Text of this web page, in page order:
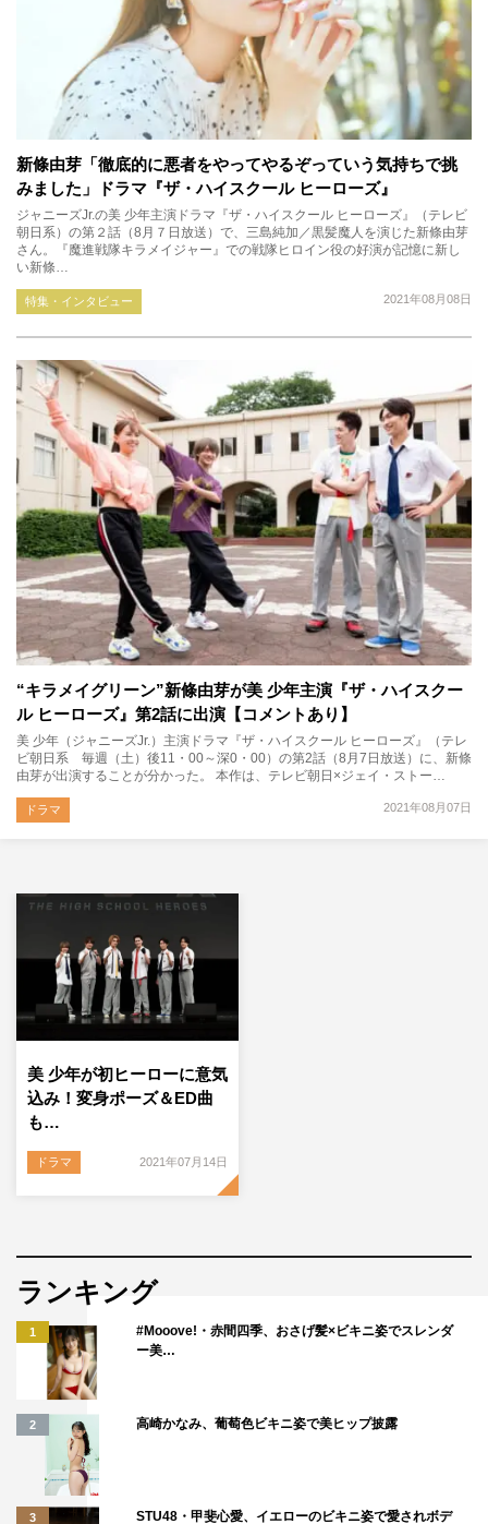
新條由芽「徹底的に悪者をやってやるぞっていう気持ちで挑
みました」ドラマ『ザ・ハイスクール ヒーローズ』
ジャニーズJr.の美 少年主演ドラマ『ザ・ハイスクール ヒーローズ』（テレビ
朝日系）の第２話（8月７日放送）で、三島純加／黒髪魔人を演じた新條由芽
さん。『魔進戦隊キラメイジャー』での戦隊ヒロイン役の好演が記憶に新し
い新條…
2021年08月08日
特集・インタビュー
“キラメイグリーン”新條由芽が美 少年主演『ザ・ハイスクー
ル ヒーローズ』第2話に出演【コメントあり】
美 少年（ジャニーズJr.）主演ドラマ『ザ・ハイスクール ヒーローズ』（テレ
ビ朝日系 毎週（土）後11・00～深0・00）の第2話（8月7日放送）に、新條
由芽が出演することが分かった。 本作は、テレビ朝日×ジェイ・ストー…
2021年08月07日
ドラマ
美 少年が初ヒーローに意気
込み！変身ポーズ＆ED曲
も…
ドラマ 2021年07月14日
ランキング
1
#Mooove!・赤間四季、おさげ髪×ビキニ姿でスレンダ
ー美…
2 高崎かなみ、葡萄色ビキニ姿で美ヒップ披露
3 STU48・甲斐心愛、イエローのビキニ姿で愛されボデ